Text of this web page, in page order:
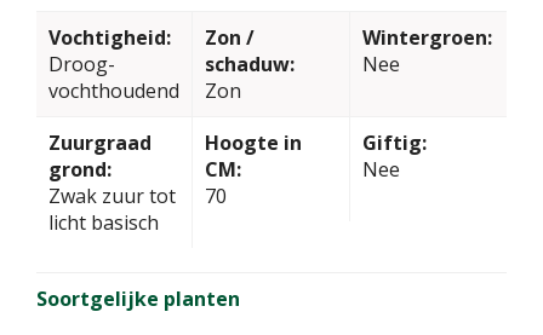
Vochtigheid:
Droog-
vochthoudend
Zon /
schaduw:
Zon
Wintergroen:
Nee
Zuurgraad
grond:
Zwak zuur tot
licht basisch
Hoogte in
CM:
70
Giftig:
Nee
Soortgelijke planten